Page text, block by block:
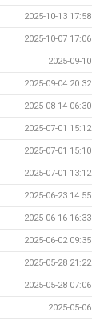
2025-10-13 17:58
2025-10-07 17:06
2025-09-10
2025-09-04 20:32
2025-08-14 06:30
2025-07-01 15:12
2025-07-01 15:10
2025-07-01 13:12
2025-06-23 14:55
2025-06-16 16:33
2025-06-02 09:35
2025-05-28 21:22
2025-05-28 07:06
2025-05-06